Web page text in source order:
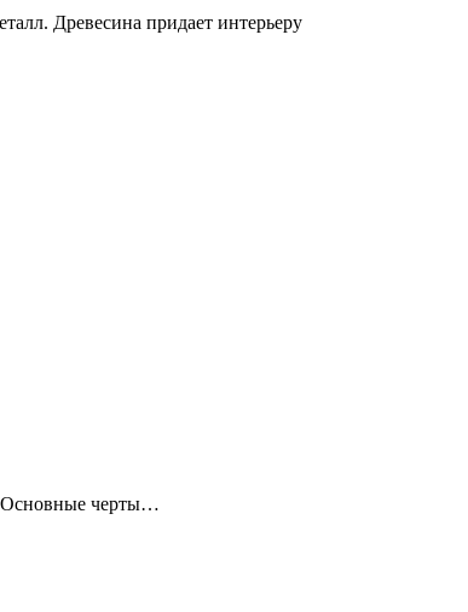
Древесина придает интерьеру
Основные черты…